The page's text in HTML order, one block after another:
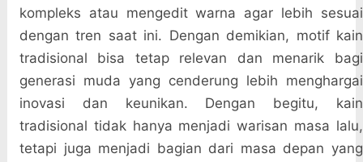
kompleks atau mengedit warna agar lebih sesuai
dengan tren saat ini. Dengan demikian, motif kain
tradisional bisa tetap relevan dan menarik bagi
generasi muda yang cenderung lebih menghargai
inovasi dan keunikan. Dengan begitu, kain
tradisional tidak hanya menjadi warisan masa lalu,
tetapi juga menjadi bagian dari masa depan yang